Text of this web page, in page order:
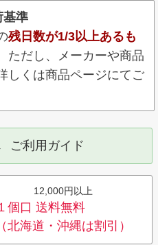
基準
残日数が1/3以上あるも
ただし、メーカーや商品
しくは商品ページにてご
ご利用ガイド
12,000円以上
個口 送料無料
（北海道・沖縄は割引）